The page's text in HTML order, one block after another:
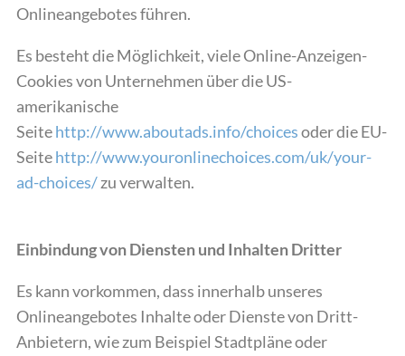
Onlineangebotes führen.
Es besteht die Möglichkeit, viele Online-Anzeigen-
Cookies von Unternehmen über die US-
amerikanische
Seitehttp://www.aboutads.info/choicesoder die EU-
Seitehttp://www.youronlinechoices.com/uk/your-
ad-choices/zu verwalten.
Einbindung von Diensten und Inhalten Dritter
Es kann vorkommen, dass innerhalb unseres
Onlineangebotes Inhalte oder Dienste von Dritt-
Anbietern, wie zum Beispiel Stadtpläne oder